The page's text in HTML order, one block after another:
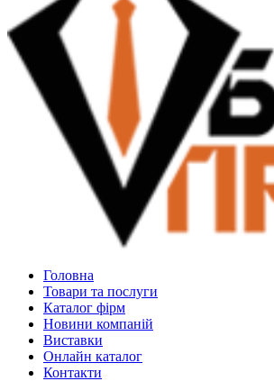
Головна
Товари та послуги
Каталог фірм
Новини компаній
Виставки
Онлайн каталог
Контакти